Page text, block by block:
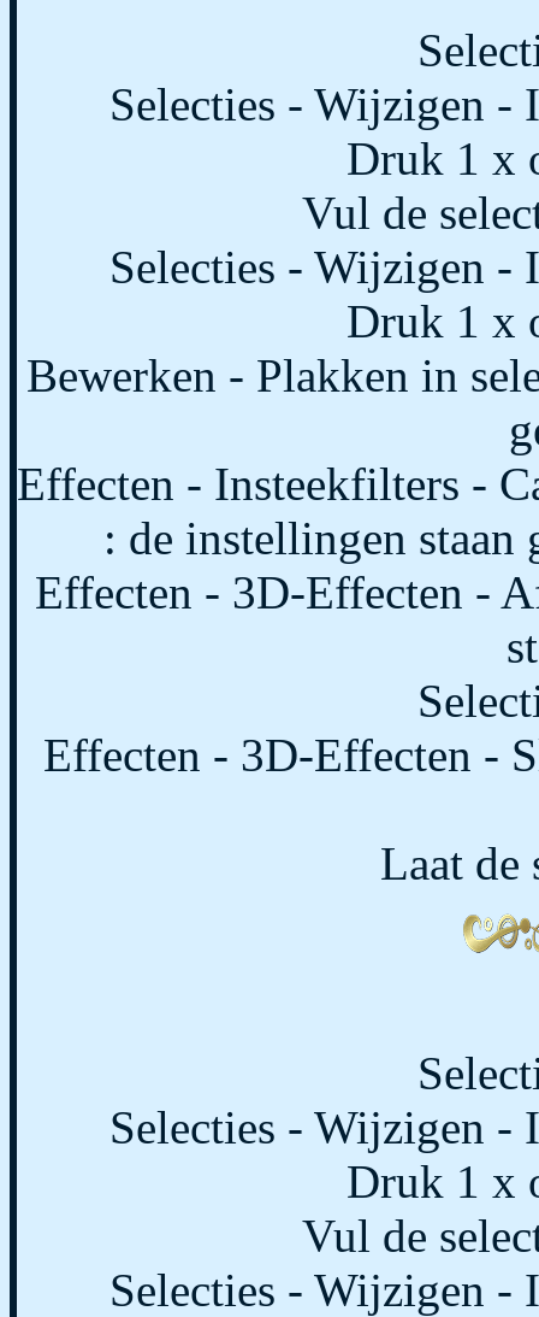
Selecties - Wijzigen -
Druk 1 x
Vul de
Selecties - Wijzigen -
Druk 1 x
Bewerken - Plakken in
Effecten - Insteekfilters -
: de instellingen
Effecten - 3D-Effecten -
Effecten - 3D-Effecten -
Laat de
Selecties - Wijzigen -
Druk 1 x
Vul de
Selecties - Wijzigen -